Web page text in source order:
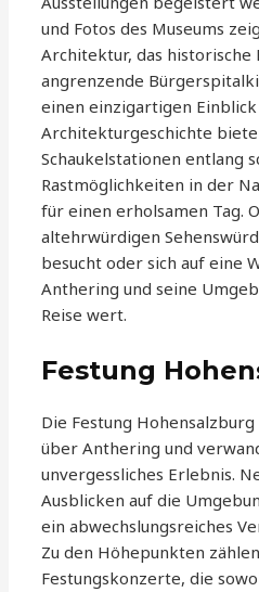
und Fotos des Museums
Architektur, das historische
angrenzende
einen einzigartigen
Architekturgeschichte
Schaukelstationen entlang
Rastmöglichkeiten in der
für einen erholsamen Tag.
altehrwürdigen
besucht oder sich auf eine
Anthering und seine
Reise wert.
Festung
Die Festung
über Anthering und
unvergessliches Erlebnis.
Ausblicken auf die
ein abwechslungsreiches
Zu den Höhepunkten
Festungskonzerte, die